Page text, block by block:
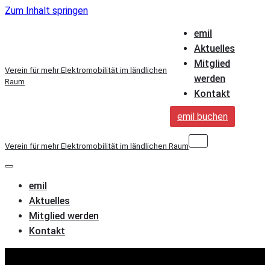
Zum Inhalt springen
Verein für mehr Elektromobilität im ländlichen
Raum
emil
Aktuelles
Mitglied
werden
Kontakt
emil buchen
Verein für mehr Elektromobilität im ländlichen Raum
Navigations-
Navigations-
emil
Aktuelles
Mitglied werden
Kontakt